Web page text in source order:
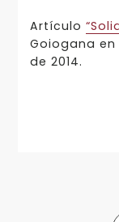
Artículo
Goiogana
de 2014.